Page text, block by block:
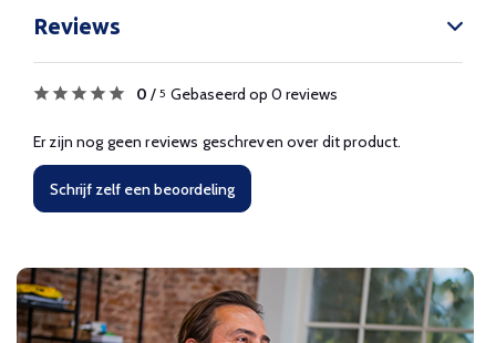
Reviews
0 / 5 Gebaseerd op 0 reviews
Er zijn nog geen reviews geschreven over dit product.
Schrijf zelf een beoordeling